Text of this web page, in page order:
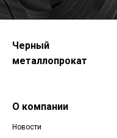
Черный
металлопрокат
О компании
Новости